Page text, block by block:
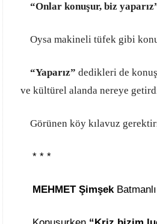
“Onlar konuşur, biz
Oysa makineli tüfek gibi
“Yaparız” dedikleri de
ve kültürel alanda nereye
Görünen köy kılavuz
* * *
MEHMET Şimşek